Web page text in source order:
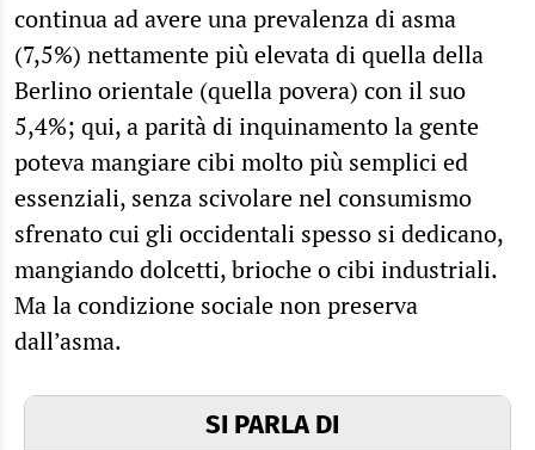
continua ad avere una prevalenza di asma
(7,5%) nettamente più elevata di quella della
Berlino orientale (quella povera) con il suo
5,4%; qui, a parità di inquinamento la gente
poteva mangiare cibi molto più semplici ed
essenziali, senza scivolare nel consumismo
sfrenato cui gli occidentali spesso si dedicano,
mangiando dolcetti, brioche o cibi industriali.
Ma la condizione sociale non preserva
dall’asma.
SI PARLA DI